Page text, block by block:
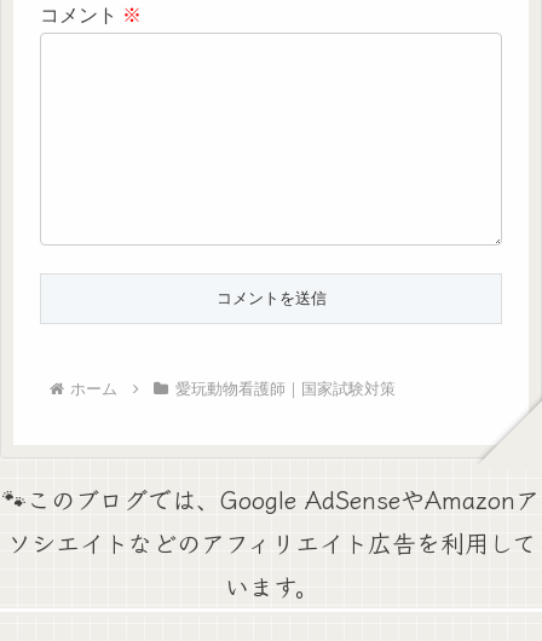
コメント ※
ホーム 愛玩動物看護師｜国家試験対策
🐾このブログでは、Google AdSenseやAmazonア
ソシエイトなどのアフィリエイト広告を利用して
います。